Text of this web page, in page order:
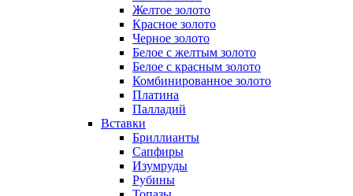
Желтое золото
Красное золото
Черное золото
Белое с желтым золото
Белое с красным золото
Комбинированное золото
Платина
Палладий
Вставки
Бриллианты
Сапфиры
Изумруды
Рубины